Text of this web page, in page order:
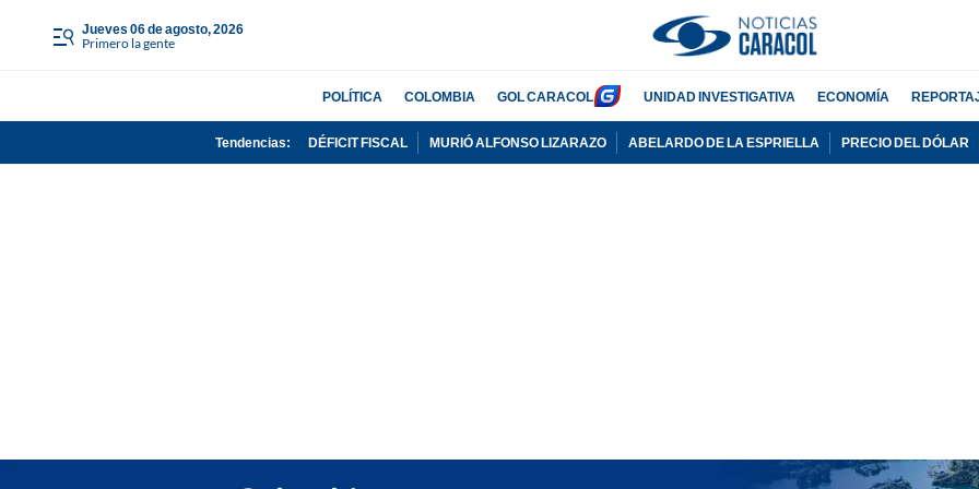
jueves 06 de agosto, 2026
Primero la gente
POLÍTICA COLOMBIA GOL CARACOL UNIDAD INVESTIGATIVA ECONOMÍA
Tendencias: DÉFICIT FISCAL MURIÓ ALFONSO LIZARAZO ABELARDO DE LA ESPRIELLA PRECIO DEL DÓLAR